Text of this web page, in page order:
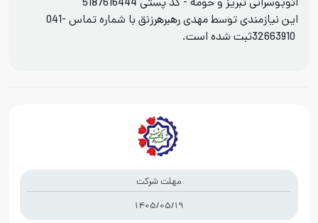
اتوبوسرانی تبریز و حومه - کد پستی 5187616444
این نیازمندی توسط مهدی رهبرهرزنق با شماره تماس 041-
32663910ثبت شده است.
مهلت شرکت
1405/05/19